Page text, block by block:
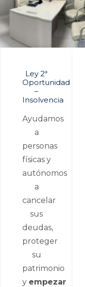
Ley 2ª
Oportunidad
–
Insolvencia
Ayudamos
a
personas
físicas y
autónomos
a
cancelar
sus
deudas,
proteger
su
patrimonio
y empezar